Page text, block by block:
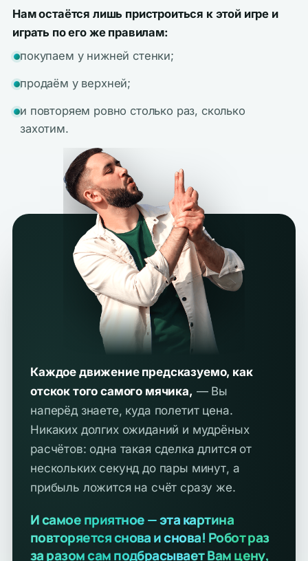
Нам остаётся лишь пристроиться к этой игре и
играть по его же правилам:
покупаем у нижней стенки;
продаём у верхней;
и повторяем ровно столько раз, сколько
захотим.
Каждое движение предсказуемо, как
отскок того самого мячика, — Вы
наперёд знаете, куда полетит цена.
Никаких долгих ожиданий и мудрёных
расчётов: одна такая сделка длится от
нескольких секунд до пары минут, а
прибыль ложится на счёт сразу же.
И самое приятное — эта картина
повторяется снова и снова! Робот раз
за разом сам подбрасывает Вам цену,